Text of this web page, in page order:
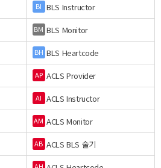
BI BLS Instructor
BM BLS Monitor
BH BLS Heartcode
AP ACLS Provider
AI ACLS Instructor
AM ACLS Monitor
AB ACLS BLS 술기